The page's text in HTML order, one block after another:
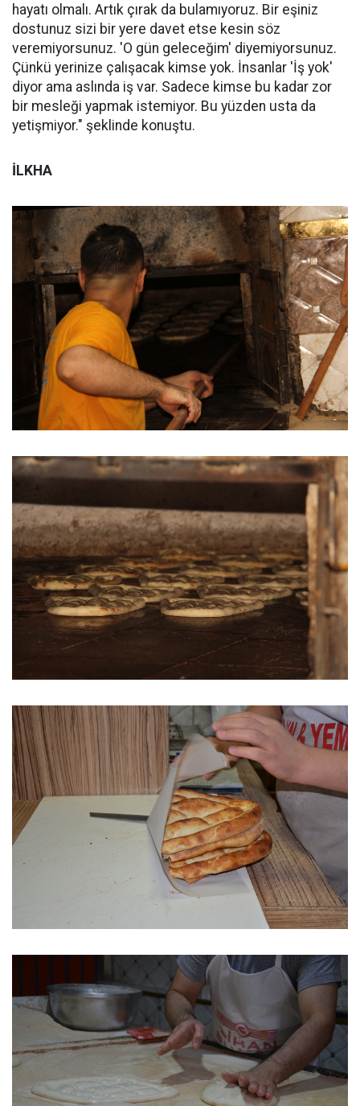
hayatı olmalı. Artık çırak da bulamıyoruz. Bir eşiniz
dostunuz sizi bir yere davet etse kesin söz
veremiyorsunuz. 'O gün geleceğim' diyemiyorsunuz.
Çünkü yerinize çalışacak kimse yok. İnsanlar 'İş yok'
diyor ama aslında iş var. Sadece kimse bu kadar zor
bir mesleği yapmak istemiyor. Bu yüzden usta da
yetişmiyor." şeklinde konuştu.
İLKHA